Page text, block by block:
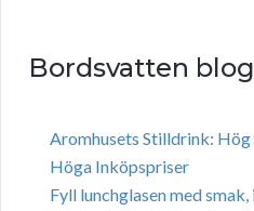
Bordsvatten
Aromhusets Stilldrink: Hög
Höga Inköpspriser
Fyll lunchglasen med